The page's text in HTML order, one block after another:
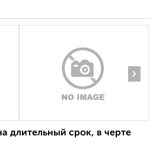
›
длительный срок, в черте